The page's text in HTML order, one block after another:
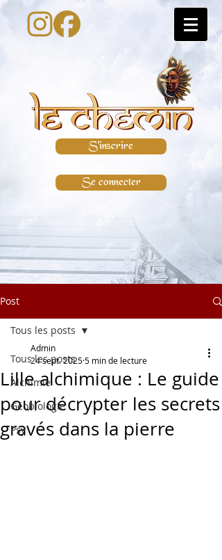
S'inscrire
Se connecter
Post
Tous les posts
Alchimie
Géobiologie
Psy
Tous les posts
Lille alchimique : Le guide
pour décrypter les secrets
gravés dans la pierre
Admin
24 sept. 20255 min de lecture